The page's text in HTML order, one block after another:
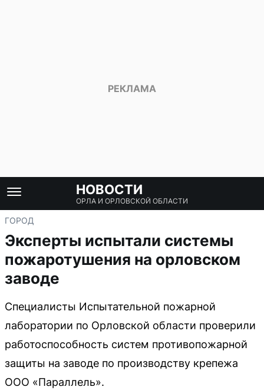
НОВОСТИ
ОРЛА И ОРЛОВСКОЙ ОБЛАСТИ
ГОРОД
Эксперты испытали системы
пожаротушения на орловском
заводе
Специалисты Испытательной пожарной
лаборатории по Орловской области проверили
работоспособность систем противопожарной
защиты на заводе по производству крепежа
ООО «Параллель».